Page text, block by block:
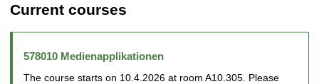
Current courses
578010 Medienapplikationen
The course starts on 10.4.2026 at room A10.305. Please